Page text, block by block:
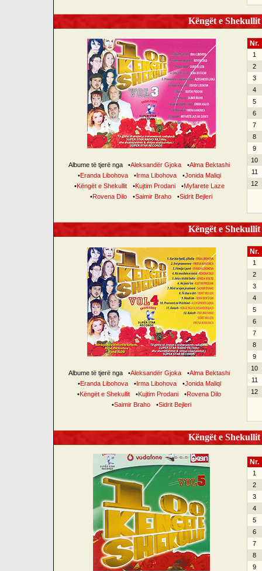
Këngët e
Albume të tjerë nga •Aleksandër Gjoka •Alma Bektashi
•Eranda Libohova •Irma Libohova •Jonida Maliqi
•Këngët e Shekullit •Kujtim Prodani •Myfarete Laze
•Rovena Dilo •Saimir Braho •Sidrit Bejleri
Nr.
1
2
3
4
5
6
7
8
9
10
11
12
Këngët e
Albume të tjerë nga •Aleksandër Gjoka •Alma Bektashi
•Eranda Libohova •Irma Libohova •Jonida Maliqi
•Këngët e Shekullit •Kujtim Prodani •Rovena Dilo
•Saimir Braho •Sidrit Bejleri
Nr.
1
2
3
4
5
6
7
8
9
10
11
12
Këngët e
Nr.
1
2
3
4
5
6
7
8
9